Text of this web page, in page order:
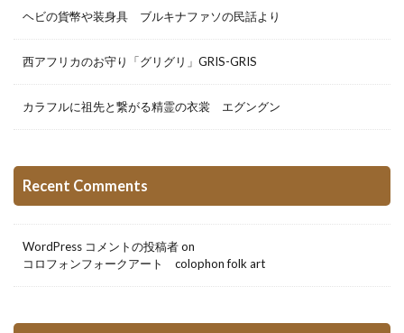
ヘビの貨幣や装身具 ブルキナファソの民話より
西アフリカのお守り「グリグリ」GRIS-GRIS
カラフルに祖先と繋がる精霊の衣裳 エグングン
Recent Comments
WordPress コメントの投稿者on
コロフォンフォークアート colophon folk art